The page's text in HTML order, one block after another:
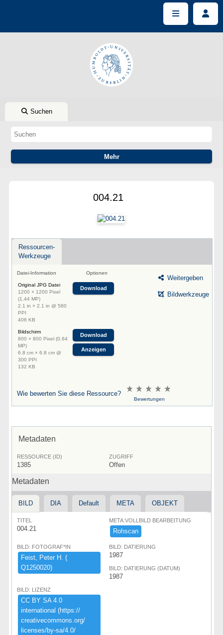
Suchen
004.21
Ressourcen-
Werkzeuge
Datei-Information Optionen
Original JPG Datei
1200 × 1200 Pixel
(1.44 MP)
2.1 in × 2.1 in @ 580
PPI
406 KB
Download
Bildschirm
800 × 800 Pixel (0.64
MP)
6.8 cm × 6.8 cm @
300 PPI
132 KB
Download
Anzeigen
Weitergeben
Bildwerkzeuge
Wie bewerten Sie diese Ressource?
Bewertungen
Metadaten
RESSOURCE (ID)
1385
ZUGRIFF
Offen
Metadaten
BILD DIA Default META OBJEKT
TITEL
004.21
META:VOLLBILD BEARBEITUNG
Rohscan
BILD: FOTOGRAF*IN
Feist,​ ​Peter ​H.​ ​(​
Q1250020)​
BILD: DATIERUNG
1987
BILD: DATIERUNG (DATUM)
1987
BILD: LIZENZ
CC ​BY ​SA ​4.​0 ​
international ​(​https:​/​/​
creativecommons.​org/​
licenses/​by-​sa/​4.​0/​